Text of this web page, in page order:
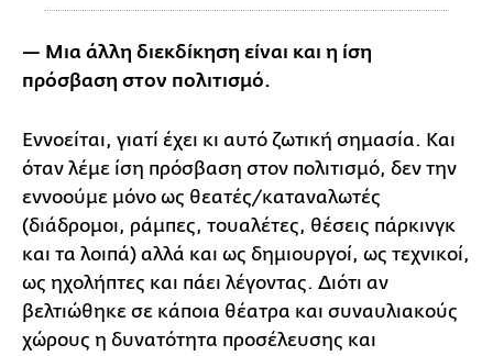
— Μια άλλη διεκδίκηση είναι και η ίση
πρόσβαση στον πολιτισμό.
Εννοείται, γιατί έχει κι αυτό ζωτική σημασία. Και
όταν λέμε ίση πρόσβαση στον πολιτισμό, δεν την
εννοούμε μόνο ως θεατές/καταναλωτές
(διάδρομοι, ράμπες, τουαλέτες, θέσεις πάρκινγκ
και τα λοιπά) αλλά και ως δημιουργοί, ως τεχνικοί,
ως ηχολήπτες και πάει λέγοντας. Διότι αν
βελτιώθηκε σε κάποια θέατρα και συναυλιακούς
χώρους η δυνατότητα προσέλευσης και